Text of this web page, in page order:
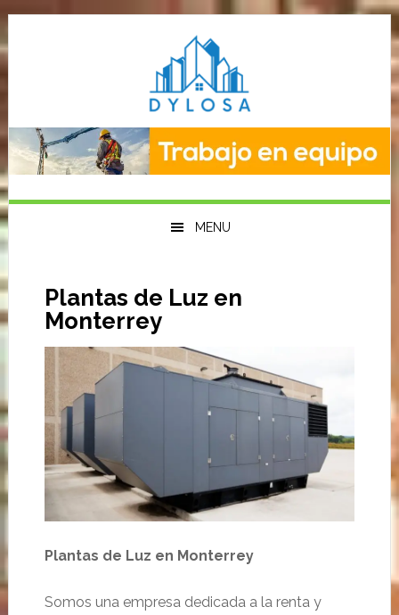
Saltar
la
navegación
Saltar
contenido
principal
Saltar
la
barra
primaria
MENU
Plantas de Luz en
Monterrey
Plantas de Luz en Monterrey
Somos una empresa dedicada a la renta y